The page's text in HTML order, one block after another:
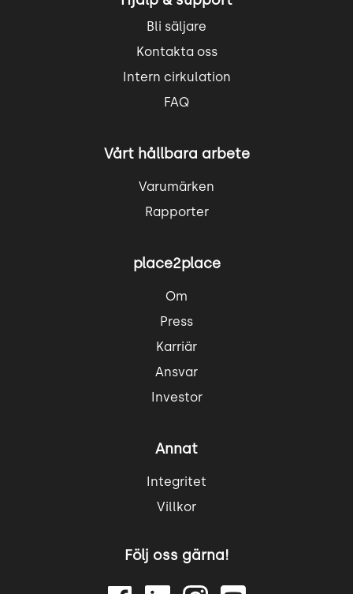
Bli säljare
Kontakta oss
Intern cirkulation
FAQ
Vårt hållbara arbete
Varumärken
Rapporter
place2place
Om
Press
Karriär
Ansvar
Investor
Annat
Integritet
Villkor
Följ oss gärna!